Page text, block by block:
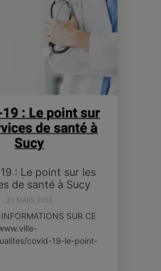
: Le point sur les
de santé à Sucy
23 MARS 2020
SUR CE
covid-19-le-point-